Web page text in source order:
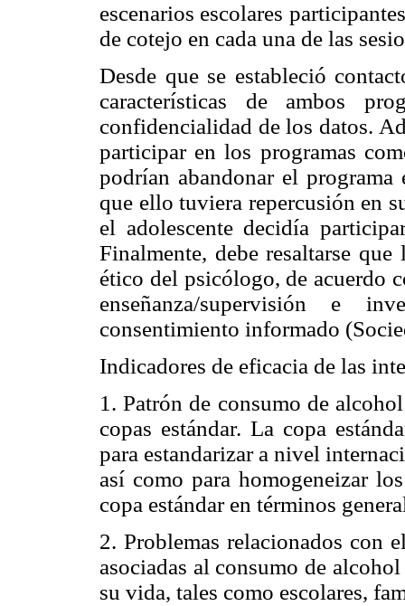
escenarios escolares
de cotejo en cada una de las
Desde que se estableció
características de ambos
confidencialidad de los datos.
participar en los programas
podrían abandonar el
que ello tuviera repercusión en
el adolescente decidía
Finalmente, debe resaltarse
ético del psicólogo, de acuerdo
enseñanza/supervisión e
consentimiento informado
Indicadores de eficacia de las
1. Patrón de consumo de
copas estándar. La copa
para estandarizar a nivel
así como para homogeneizar
copa estándar en términos
2. Problemas relacionados con
asociadas al consumo de
su vida, tales como escolares,